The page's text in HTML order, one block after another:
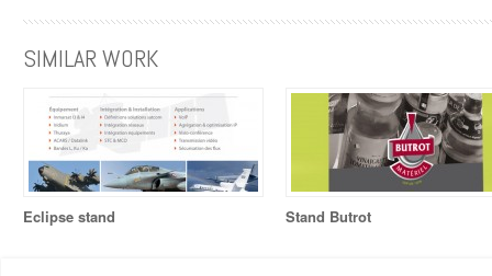
SIMILAR WORK
Eclipse stand Stand Butrot